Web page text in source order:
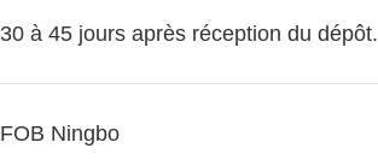
30 à 45 jours après réception du dépôt.
FOB Ningbo